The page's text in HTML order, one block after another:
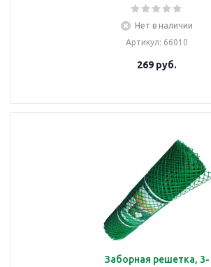
Нет в наличии
Артикул: 66010
269 руб.
Заборная решетка, 3-